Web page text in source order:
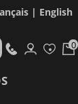
| English